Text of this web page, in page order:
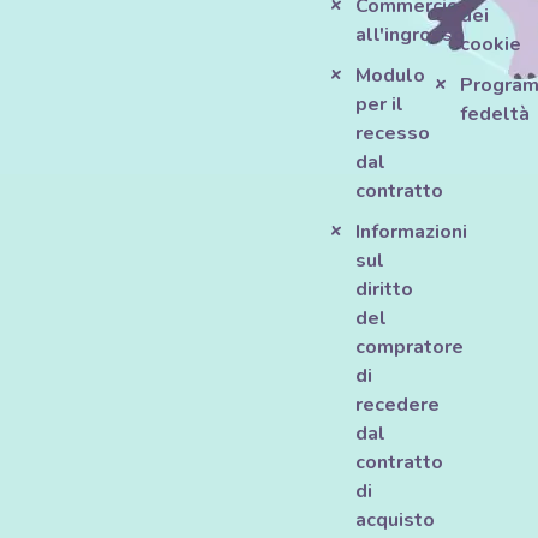
Commercio
all'ingrosso
Modulo
per il
recesso
dal
contratto
Informazioni
sul
diritto
del
compratore
di
recedere
dal
contratto
di
acquisto
dei
cookie
fedeltà